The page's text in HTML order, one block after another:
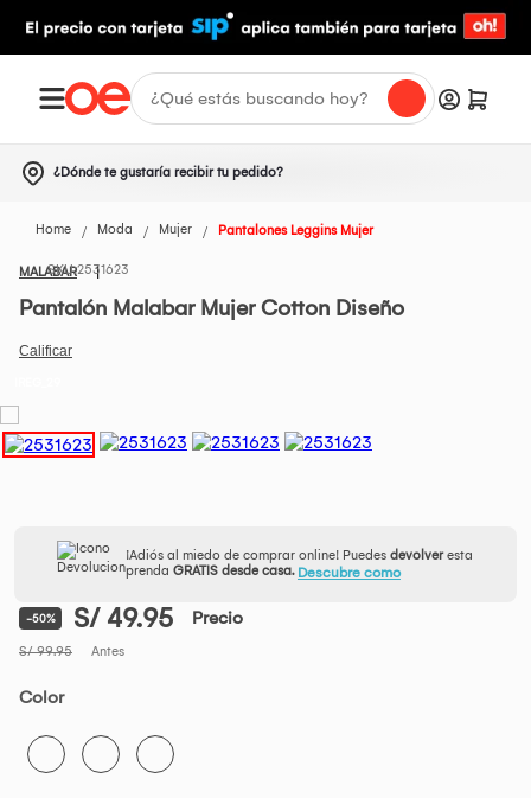
¿Dónde te gustaría recibir tu pedido?
Home Moda Mujer Pantalones Leggins Mujer
MALABAR2531623
Pantalón Malabar Mujer Cotton Diseño
¡Adiós al miedo de comprar online! Puedes devolveresta
prenda GRATIS desde casa. Descubre como
-50% S/ 49.95 Precio
S/ 99.95 Antes
Color